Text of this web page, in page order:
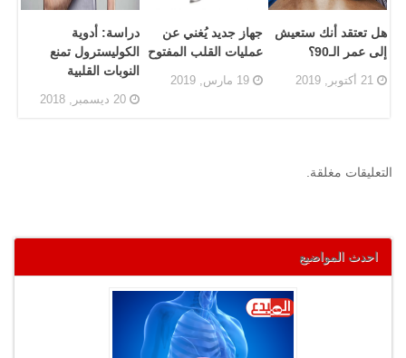
هل تعتقد أنك ستعيش
إلى عمر الـ90؟
21 أكتوبر, 2019
جهاز جديد يُغني عن
عمليات القلب المفتوح
19 مارس, 2019
دراسة: أدوية
الكوليسترول تمنع
النوبات القلبية
20 ديسمبر, 2018
التعليقات مغلقة.
احدث المواضيع